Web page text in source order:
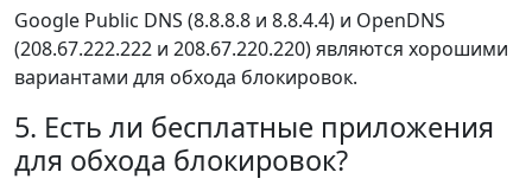
Google Public DNS (8.8.8.8 и 8.8.4.4) и OpenDNS
(208.67.222.222 и 208.67.220.220) являются хорошими
вариантами для обхода блокировок.
5. Есть ли бесплатные приложения
для обхода блокировок?